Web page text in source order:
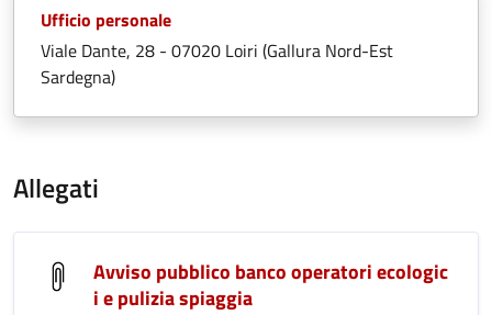
Ufficio personale
Viale Dante, 28 - 07020 Loiri (Gallura Nord-Est
Sardegna)
Allegati
Avviso pubblico banco operatori ecologic
i e pulizia spiaggia